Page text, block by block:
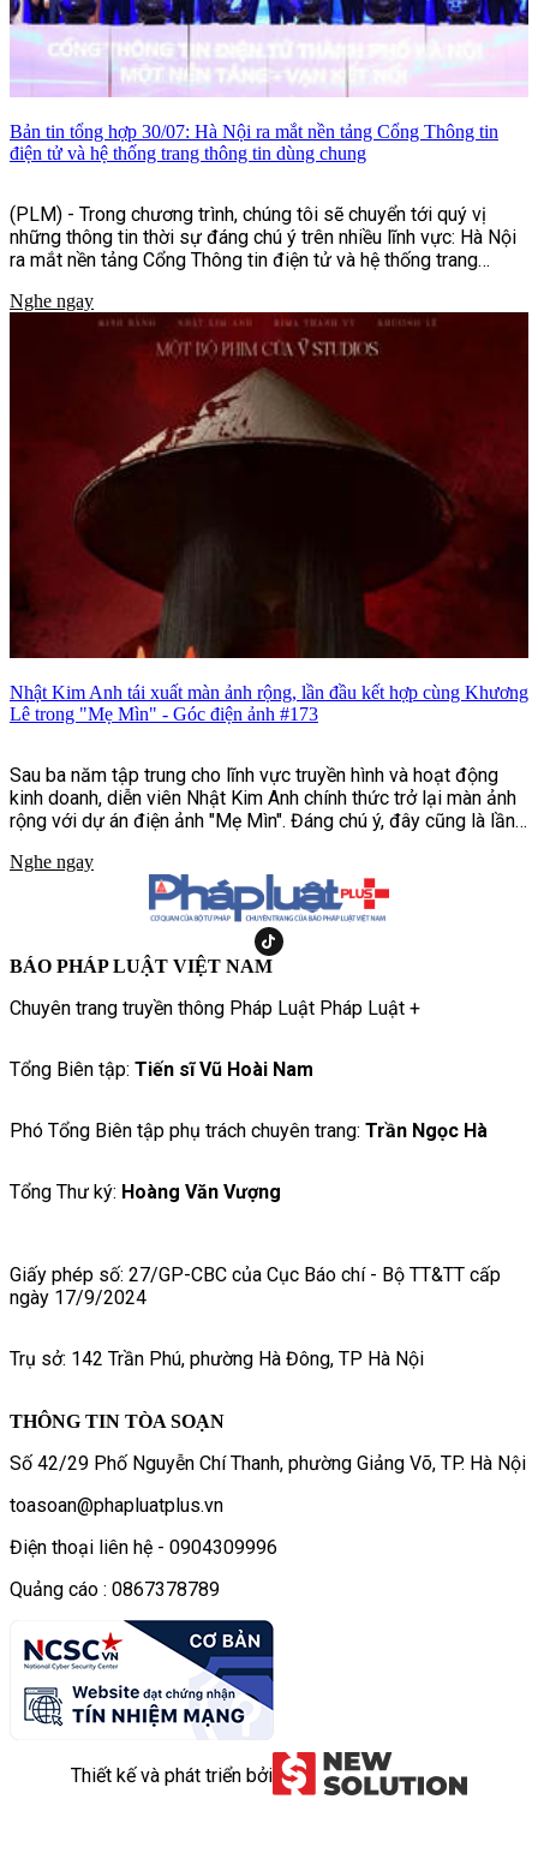
Bản tin tổng hợp 30/07: Hà Nội ra mắt nền tảng Cổng Thông tin
điện tử và hệ thống trang thông tin dùng chung
(PLM) - Trong chương trình, chúng tôi sẽ chuyển tới quý vị
những thông tin thời sự đáng chú ý trên nhiều lĩnh vực: Hà Nội
ra mắt nền tảng Cổng Thông tin điện tử và hệ thống trang
niệm Ngày Thương binh - Liệt sĩ, cùng những nỗ lực tăng
cường bảo đảm an toàn giao thông, phòng, chống mua bán
người và nhiều tin tức nổi bật khác.
Nghe ngay
Nhật Kim Anh tái xuất màn ảnh rộng, lần đầu kết hợp cùng Khương
Lê trong "Mẹ Mìn" - Góc điện ảnh #173
Sau ba năm tập trung cho lĩnh vực truyền hình và hoạt động
kinh doanh, diễn viên Nhật Kim Anh chính thức trở lại màn ảnh
rộng với dự án điện ảnh "Mẹ Mìn". Đáng chú ý, đây cũng là lần
kém cô 13 tuổi. Dù không vào vai cặp đôi, sự kết hợp giữa hai
gương mặt thuộc hai thế hệ diễn viên vẫn nhanh chóng thu hút
sự quan tâm của khán giả ngay từ những hình ảnh đầu tiên
Nghe ngay
BÁO PHÁP LUẬT VIỆT NAM
Chuyên trang truyền thông Pháp Luật Pháp Luật +
Tổng Biên tập: Tiến sĩ Vũ Hoài Nam
Phó Tổng Biên tập phụ trách chuyên trang: Trần Ngọc Hà
Tổng Thư ký: Hoàng Văn Vượng
Giấy phép số: 27/GP-CBC của Cục Báo chí - Bộ TT&TT cấp
ngày 17/9/2024
Trụ sở: 142 Trần Phú, phường Hà Đông, TP Hà Nội
THÔNG TIN TÒA SOẠN
Số 42/29 Phố Nguyễn Chí Thanh, phường Giảng Võ, TP. Hà Nội
toasoan@phapluatplus.vn
Điện thoại liên hệ - 0904309996
Quảng cáo : 0867378789
Thiết kế và phát triển bởi